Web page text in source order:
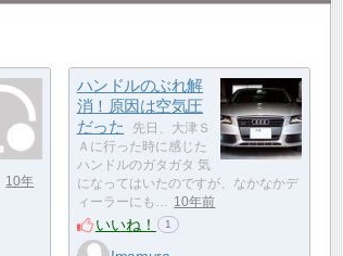
10年
ハンドルのぶれ解
消！原因は空気圧
だった
先日、大津Ｓ
Ａに行った時に感じた
ハンドルのガタガタ 気
になってはいたのですが、なかなかデ
ィーラーにも… 10年前
いいね！ 1